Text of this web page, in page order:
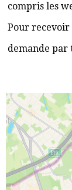
compris les
Pour recevoir
demande par